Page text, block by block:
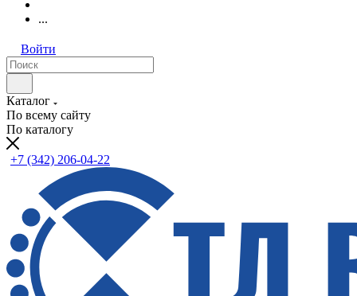
...
Войти
Каталог
По всему сайту
По каталогу
+7 (342) 206-04-22